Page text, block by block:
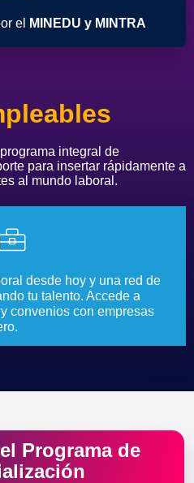
el MINEDU y MINTRA
integral de
para insertar rápidamente a
al mundo laboral.
desde hoy y una red de
tu talento. Accede a
y convenios con empresas
Programa de